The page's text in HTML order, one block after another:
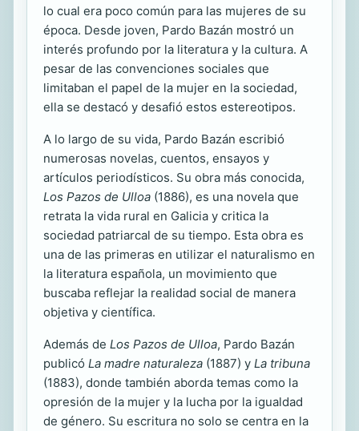
lo cual era poco común para las mujeres de su
época. Desde joven, Pardo Bazán mostró un
interés profundo por la literatura y la cultura. A
pesar de las convenciones sociales que
limitaban el papel de la mujer en la sociedad,
ella se destacó y desafió estos estereotipos.
A lo largo de su vida, Pardo Bazán escribió
numerosas novelas, cuentos, ensayos y
artículos periodísticos. Su obra más conocida,
Los Pazos de Ulloa (1886), es una novela que
retrata la vida rural en Galicia y critica la
sociedad patriarcal de su tiempo. Esta obra es
una de las primeras en utilizar el naturalismo en
la literatura española, un movimiento que
buscaba reflejar la realidad social de manera
objetiva y científica.
Además de Los Pazos de Ulloa, Pardo Bazán
publicó La madre naturaleza (1887) y La tribuna
(1883), donde también aborda temas como la
opresión de la mujer y la lucha por la igualdad
de género. Su escritura no solo se centra en la